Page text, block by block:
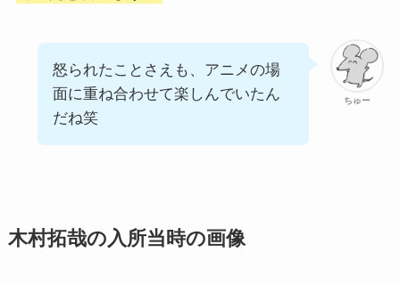
ちゅー
怒られたことさえも、アニメの場
面に重ね合わせて楽しんでいたん
だね笑
木村拓哉の入所当時の画像